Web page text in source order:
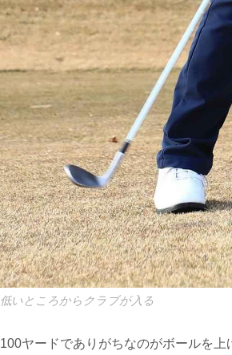
低いところからクラブが入る
100ヤードでありがちなのがボールを